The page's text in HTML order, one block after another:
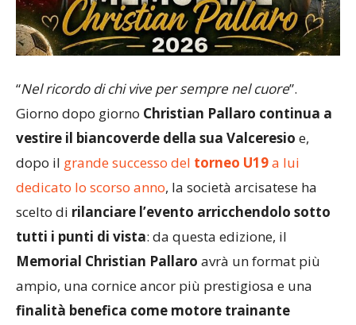
“Nel ricordo di chi vive per sempre nel cuore”.
Giorno dopo giorno Christian Pallaro continua a
vestire il biancoverde della sua Valceresio e,
dopo il grande successo del torneo U19a lui
dedicato lo scorso anno, la società arcisatese ha
scelto di rilanciare l’evento arricchendolo sotto
tutti i punti di vista: da questa edizione, il
Memorial Christian Pallaro avrà un format più
ampio, una cornice ancor più prestigiosa e una
finalità benefica come motore trainante